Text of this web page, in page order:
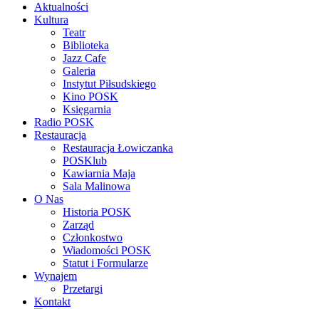
Aktualności
Kultura
Teatr
Biblioteka
Jazz Cafe
Galeria
Instytut Piłsudskiego
Kino POSK
Księgarnia
Radio POSK
Restauracja
Restauracja Łowiczanka
POSKlub
Kawiarnia Maja
Sala Malinowa
O Nas
Historia POSK
Zarząd
Członkostwo
Wiadomości POSK
Statut i Formularze
Wynajem
Przetargi
Kontakt